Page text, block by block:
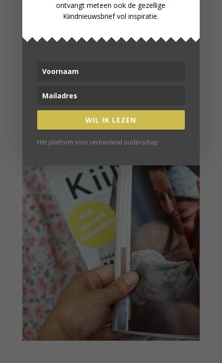
ontvangt meteen ook de gezellige
Kiindnieuwsbrief vol inspiratie.
WIL IK LEZEN
Hét platform voor verbindend ouderschap